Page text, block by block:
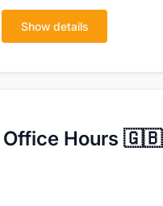
Show details
Office Hours 🇬🇧